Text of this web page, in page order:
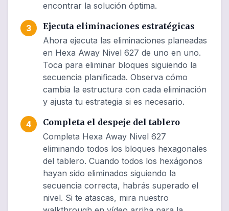
encontrar la solución óptima.
3
Ejecuta eliminaciones estratégicas
Ahora ejecuta las eliminaciones planeadas
en Hexa Away Nivel 627 de uno en uno.
Toca para eliminar bloques siguiendo la
secuencia planificada. Observa cómo
cambia la estructura con cada eliminación
y ajusta tu estrategia si es necesario.
4
Completa el despeje del tablero
Completa Hexa Away Nivel 627
eliminando todos los bloques hexagonales
del tablero. Cuando todos los hexágonos
hayan sido eliminados siguiendo la
secuencia correcta, habrás superado el
nivel. Si te atascas, mira nuestro